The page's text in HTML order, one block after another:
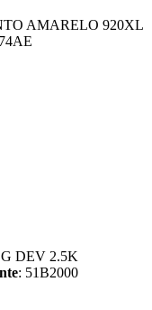
AMARELO 920XL
DEV 2.5K
: 51B2000